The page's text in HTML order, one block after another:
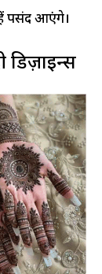
पसंद आएंगे।
डिज़ाइन्स